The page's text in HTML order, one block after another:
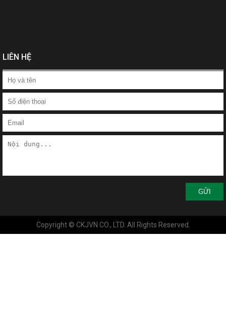
LIÊN HỆ
GỬI
Copyright © CKJVN CO., LTD. All Rights Reserved.